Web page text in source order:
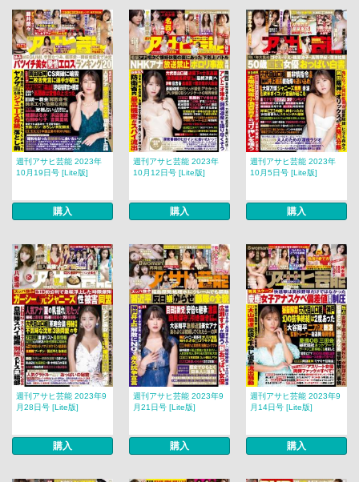
週刊アサヒ芸能 2023年
10月19日号 [Lite版]
購入
週刊アサヒ芸能 2023年
10月12日号 [Lite版]
購入
週刊アサヒ芸能 2023年
10月5日号 [Lite版]
購入
週刊アサヒ芸能 2023年9
月28日号 [Lite版]
購入
週刊アサヒ芸能 2023年9
月21日号 [Lite版]
購入
週刊アサヒ芸能 2023年9
月14日号 [Lite版]
購入